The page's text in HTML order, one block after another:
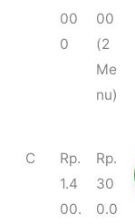
00
0
00
(2
Me
nu)
C
Rp.
1.4
00.
Rp.
30
0.0